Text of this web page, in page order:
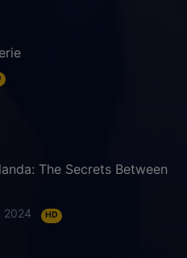
The Secrets Between
2024 HD